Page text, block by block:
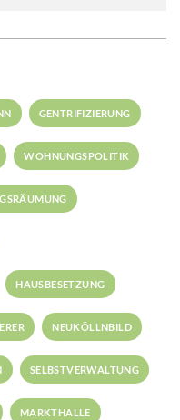
GENTRIFIZIERUNG
WOHNUNGSPOLITIK
HAUSBESETZUNG
NEUKÖLLNBILD
SELBSTVERWALTUNG
MARKTHALLE